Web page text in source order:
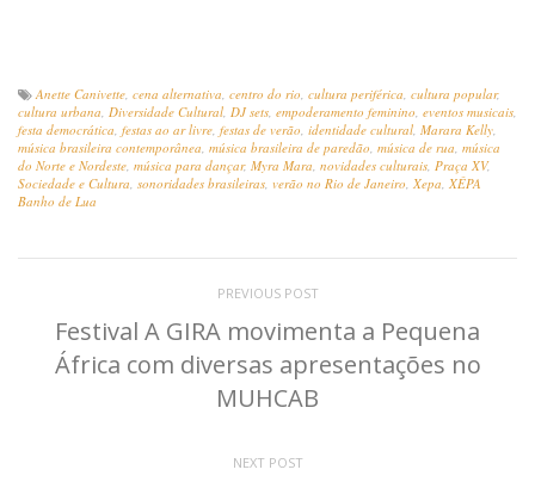
Anette Canivette cena alternativa centro do rio cultura periférica cultura popular,
cultura urbana Diversidade Cultural DJ sets empoderamento feminino eventos musicais
festa democrática festas ao ar livre festas de verão identidade cultural Marara Kelly
música brasileira contemporânea música brasileira de paredão música de rua música
do Norte e Nordeste música para dançar, Myra Mara novidades culturais Praça XV,
Sociedade e Cultura sonoridades brasileiras verão no Rio de Janeiro Xepa XÊPA
Banho de Lua
PREVIOUS POST
Festival A GIRA movimenta a Pequena
África com diversas apresentações no
MUHCAB
NEXT POST